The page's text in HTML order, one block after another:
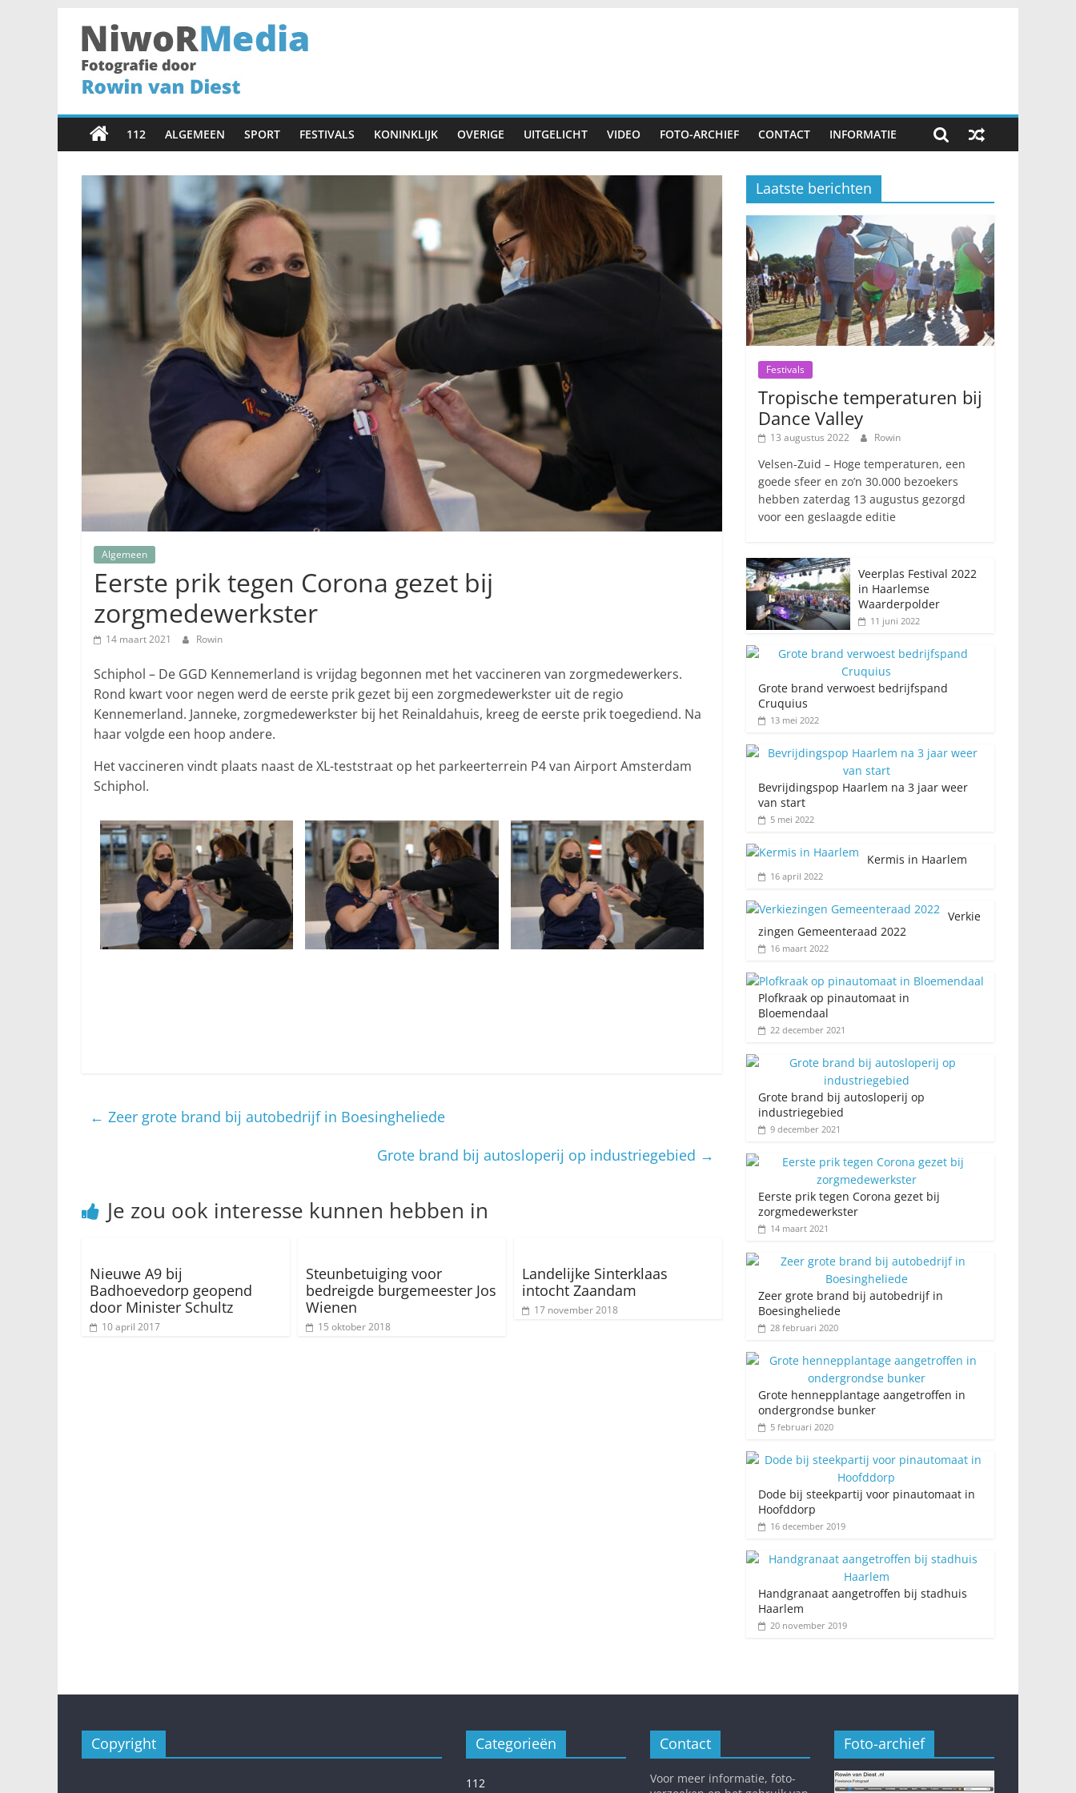
inhoudNiwoRMedia
Fotografie
door
Rowin
•
Haarlem
•
Fotograaf
112 ALGEMEEN SPORT FESTIVALS KONINKLIJK OVERIGE UITGELICHT VIDEO FOTO-ARCHIEF CONTACT INFORMATIE
Algemeen
Eerste prik tegen Corona gezet bij
zorgmedewerkster
14 maart 2021 Rowin
Schiphol – De GGD Kennemerland is vrijdag begonnen met het vaccineren van zorgmedewerkers.
Rond kwart voor negen werd de eerste prik gezet bij een zorgmedewerkster uit de regio
Kennemerland. Janneke, zorgmedewerkster bij het Reinaldahuis, kreeg de eerste prik toegediend. Na
haar volgde een hoop andere.
Het vaccineren vindt plaats naast de XL-teststraat op het parkeerterrein P4 van Airport Amsterdam
Schiphol.
← Zeer grote brand bij autobedrijf in Boesingheliede
Grote brand bij autosloperij op industriegebied →
Je zou ook interesse kunnen hebben in
Nieuwe A9 bij
Badhoevedorp geopend
door Minister Schultz
10 april 2017
Steunbetuiging voor
bedreigde burgemeester Jos
Wienen
15 oktober 2018
Landelijke Sinterklaas
intocht Zaandam
17 november 2018
Laatste berichten
Festivals
Tropische temperaturen bij
Dance Valley
13 augustus 2022 Rowin
Velsen-Zuid – Hoge temperaturen, een
goede sfeer en zo’n 30.000 bezoekers
hebben zaterdag 13 augustus gezorgd
voor een geslaagde editie
Veerplas Festival 2022
in Haarlemse
Waarderpolder
11 juni 2022
Grote brand verwoest bedrijfspand
Cruquius
13 mei 2022
Bevrijdingspop Haarlem na 3 jaar weer
van start
5 mei 2022
Kermis in Haarlem
16 april 2022
Verkie
zingen Gemeenteraad 2022
16 maart 2022
Plofkraak op pinautomaat in
Bloemendaal
22 december 2021
Grote brand bij autosloperij op
industriegebied
9 december 2021
Eerste prik tegen Corona gezet bij
zorgmedewerkster
14 maart 2021
Zeer grote brand bij autobedrijf in
Boesingheliede
28 februari 2020
Grote hennepplantage aangetroffen in
ondergrondse bunker
5 februari 2020
Dode bij steekpartij voor pinautomaat in
Hoofddorp
16 december 2019
Handgranaat aangetroffen bij stadhuis
Haarlem
20 november 2019
Copyright Categorieën
112
Contact
Voor meer informatie, foto-
Foto-archief